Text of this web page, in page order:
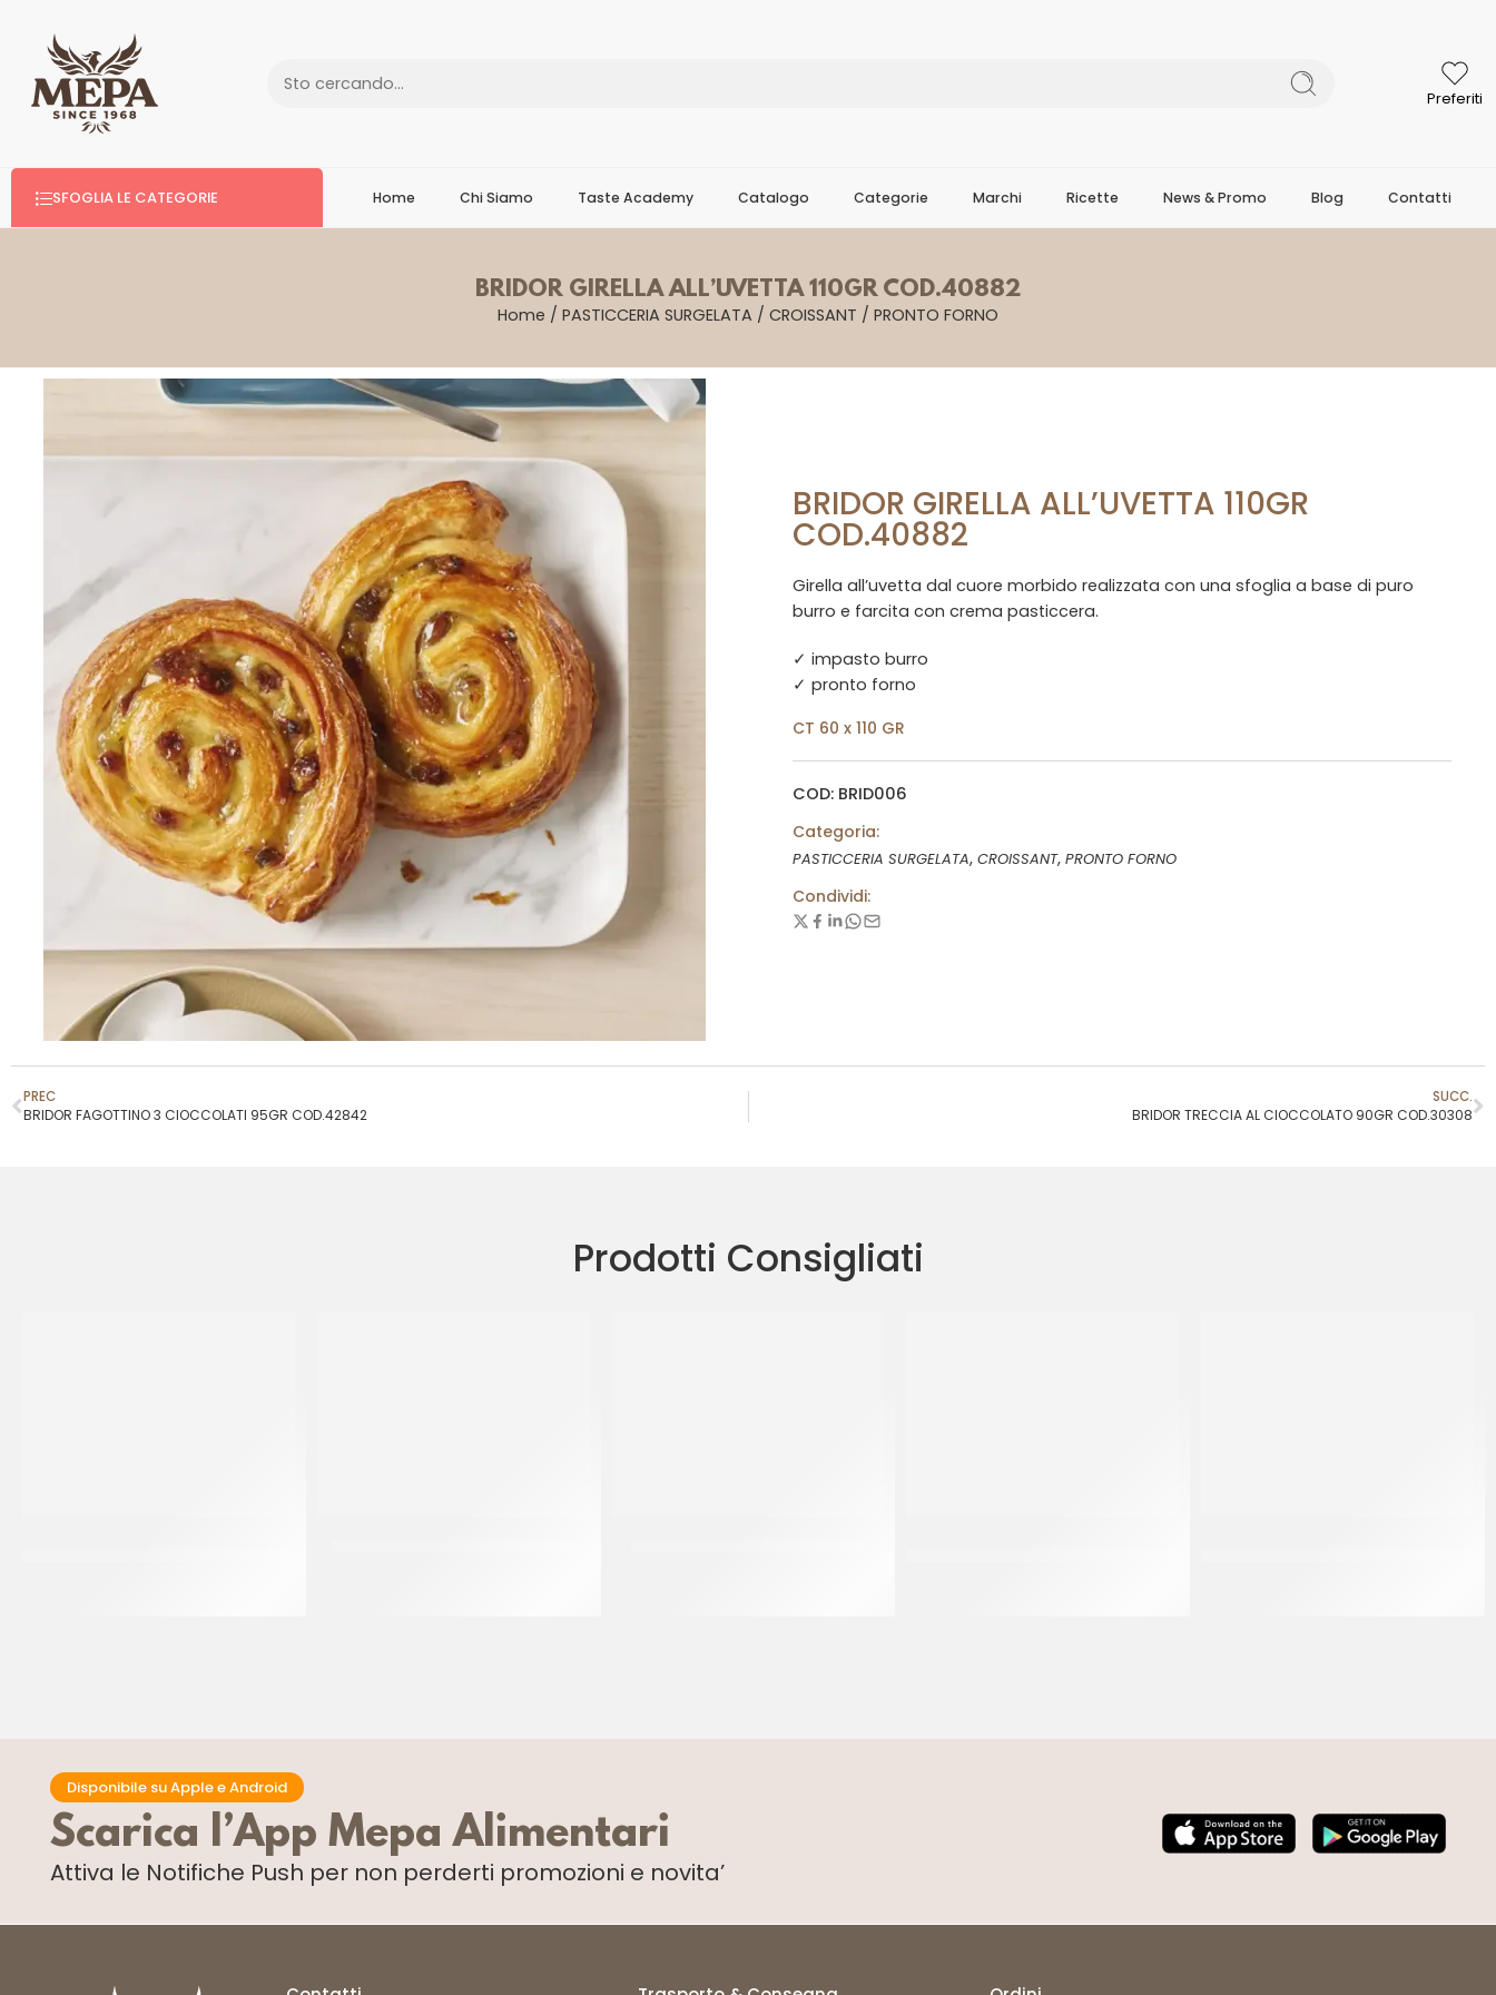
Preferiti
SFOGLIA LE CATEGORIE Home Chi Siamo Taste Academy Catalogo Categorie Marchi Ricette News & Promo Blog Contatti
BRIDOR GIRELLA ALL’UVETTA 110GR COD.40882
Home / PASTICCERIA SURGELATA / CROISSANT / PRONTO FORNO
BRIDOR GIRELLA ALL’UVETTA 110GR
COD.40882
Girella all’uvetta dal cuore morbido realizzata con una sfoglia a base di puro
burro e farcita con crema pasticcera.
✓ impasto burro
✓ pronto forno
CT 60 x 110 GR
COD: BRID006
Categoria:
PASTICCERIA SURGELATA, CROISSANT, PRONTO FORNO
Condividi:
PREC
BRIDOR FAGOTTINO 3 CIOCCOLATI 95GR COD.42842
SUCC.
BRIDOR TRECCIA AL CIOCCOLATO 90GR COD.30308
Prodotti Consigliati
Disponibile su Apple e Android
Scarica l’App Mepa Alimentari
Attiva le Notifiche Push per non perderti promozioni e novita’